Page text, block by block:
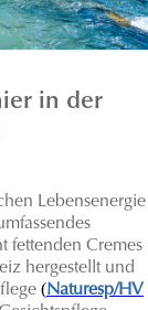
in der
Lebensenergie
fettenden Cremes
hergestellt und
(Naturesp/HV